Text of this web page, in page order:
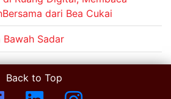
dari Bea Cukai
Sadar
Back to Top